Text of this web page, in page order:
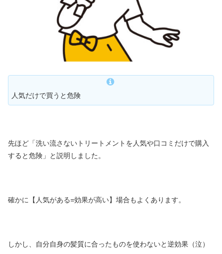
人気だけで買うと危険
先ほど「洗い流さないトリートメントを人気や口コミだけで購入
すると危険」と説明しました。
確かに【人気がある=効果が高い】場合もよくあります。
しかし、自分自身の髪質に合ったものを使わないと逆効果（泣）